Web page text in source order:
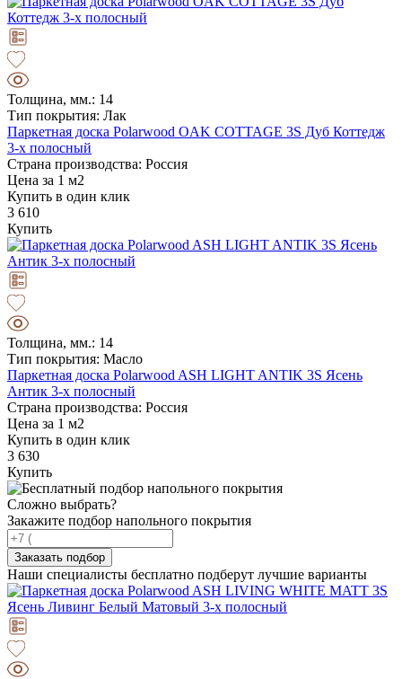
Толщина, мм.: 14
Тип покрытия: Лак
Паркетная доска Polarwood OAK COTTAGE 3S Дуб Коттедж
3-х полосный
Страна производства: Россия
Цена за 1 м2
Купить в один клик
3 610
Купить
Толщина, мм.: 14
Тип покрытия: Масло
Паркетная доска Polarwood ASH LIGHT ANTIK 3S Ясень
Антик 3-х полосный
Страна производства: Россия
Цена за 1 м2
Купить в один клик
3 630
Купить
Сложно выбрать?
Закажите подбор напольного покрытия
Заказать подбор
Наши специалисты бесплатно подберут лучшие варианты